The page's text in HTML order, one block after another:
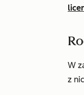
W
z